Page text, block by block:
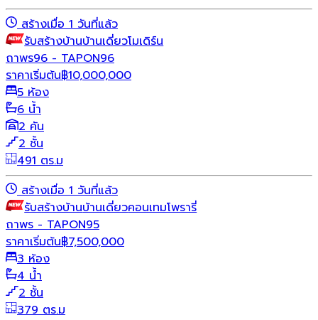
สร้างเมื่อ 1 วันที่แล้ว
รับสร้างบ้านบ้านเดี่ยวโมเดิร์น
ถาพร96 - TAPON96
ราคาเริ่มต้น฿10,000,000
5 ห้อง
6 น้ำ
2 คัน
2 ชั้น
491 ตร.ม
สร้างเมื่อ 1 วันที่แล้ว
รับสร้างบ้านบ้านเดี่ยวคอนเทมโพรารี่
ถาพร - TAPON95
ราคาเริ่มต้น฿7,500,000
3 ห้อง
4 น้ำ
2 ชั้น
379 ตร.ม